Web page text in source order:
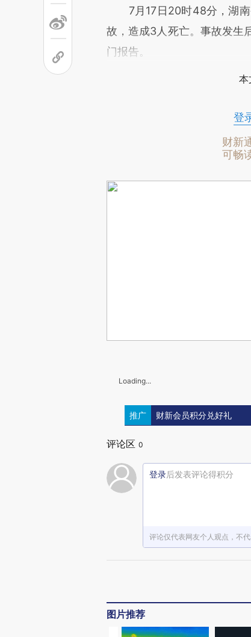
7月17日20时48分，湖南
故，造成3人死亡。事故发生
门报告。
本
登
财新
可畅
Loading...
推广 财新会员积分兑好礼
评论区 0
登录后发表评论得积分
评论仅代表网友个人观点，不
图片推荐